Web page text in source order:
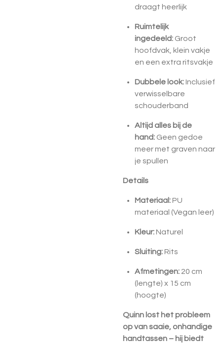
draagt heerlijk
Ruimtelijk
ingedeeld: Groot
hoofdvak, klein vakje
en een extra ritsvakje
Dubbele look:Inclusief
verwisselbare
schouderband
Altijd alles bij de
hand: Geen gedoe
meer met graven naar
je spullen
Details
Materiaal:PU
materiaal (Vegan leer)
Kleur:Naturel
Sluiting:Rits
Afmetingen: 20 cm
(lengte) x 15 cm
(hoogte)
Quinn lost het probleem
op van saaie, onhandige
handtassen – hij biedt